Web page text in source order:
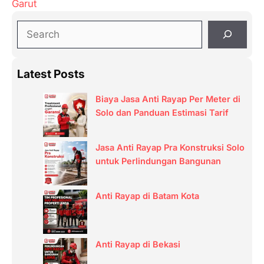
Garut
rLatest Posts
Biaya Jasa Anti Rayap Per Meter di
Solo dan Panduan Estimasi Tarif
Jasa Anti Rayap Pra Konstruksi Solo
untuk Perlindungan Bangunan
Anti Rayap di Batam Kota
Anti Rayap di Bekasi